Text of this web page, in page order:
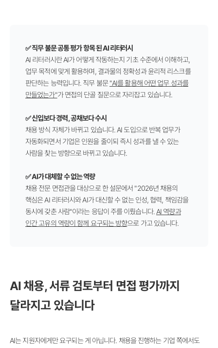
✅ 직무 불문 공통 평가 항목 된AI 리터러시
AI 리터러시란 AI가 어떻게 작동하는지 기초 수준에서 이해하고,
업무 목적에 맞게 활용하며, 결과물의 정확성과 윤리적 리스크를
판단하는 능력입니다. 직무 불문"AI를 활용해 어떤 업무 성과를
만들었는가"가 면접의 단골 질문으로 자리잡고 있습니다.
✅신입보다 경력, 공채보다 수시
채용 방식 자체가 바뀌고 있습니다. AI 도입으로 반복 업무가
자동화되면서 기업은 인원을 줄이되 즉시 성과를 낼 수 있는
사람을 찾는 방향으로 바뀌고 있습니다.
✅AI가 대체할 수 없는 역량
채용 전문 면접관을 대상으로 한 설문에서 "2026년 채용의
핵심은 AI 리터러시와 AI가 대신할 수 없는 인성, 협력, 책임감을
동시에 갖춘 사람"이라는 응답이 주를 이뤘습니다. AI 역량과
인간 고유의 역량이 함께 요구되는 방향으로 가고 있습니다.
AI 채용, 서류 검토부터 면접 평가까지
달라지고 있습니다
AI는 지원자에게만 요구되는 게 아닙니다. 채용을 진행하는 기업 쪽에서도